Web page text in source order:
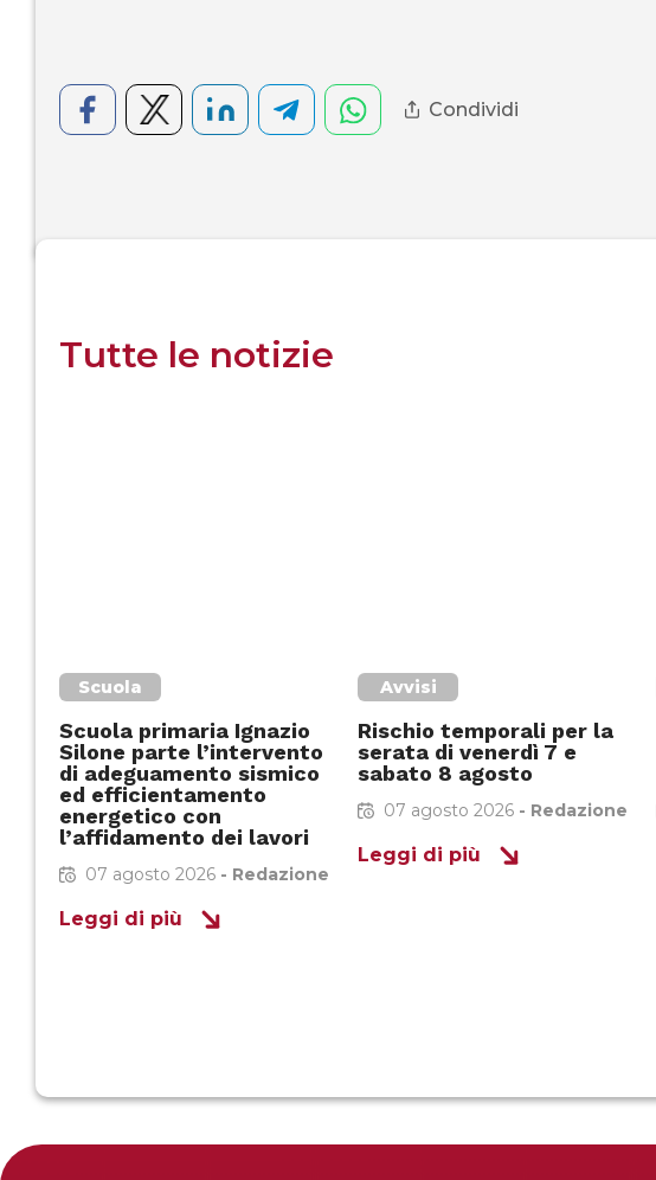
Condividi
Tutte le notizie
Scuola
Scuola primaria Ignazio
Silone parte l’intervento
di adeguamento sismico
ed efficientamento
energetico con
l’affidamento dei lavori
07 agosto 2026 - Redazione
Leggi di più
Avvisi
Rischio temporali per la
serata di venerdì 7 e
sabato 8 agosto
07 agosto 2026 - Redazione
Leggi di più